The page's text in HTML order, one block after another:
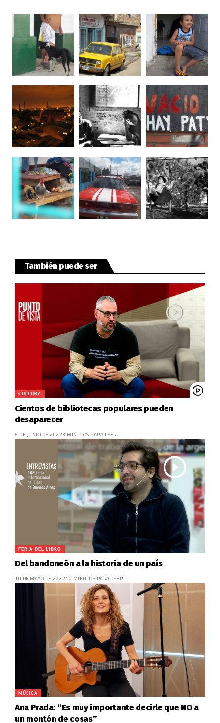
También puede ser
CULTURA
Cientos de bibliotecas populares pueden
desaparecer
6 DE JUNIO DE 20223 MINUTOS PARA LEER
FERIA DEL LIBRO
Del bandoneón a la historia de un país
10 DE MAYO DE 202210 MINUTOS PARA LEER
MÚSICA
Ana Prada: “Es muy importante decirle que NO a
un montón de cosas”